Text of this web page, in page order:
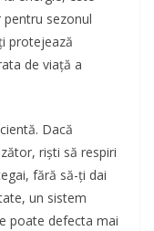
sezonul
protejează
de viață a
Dacă
riști să respiri
fără să-ți dai
un sistem
poate defecta mai